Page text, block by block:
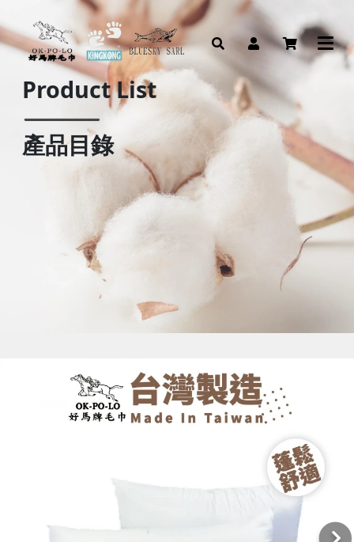
Product List
產品目錄